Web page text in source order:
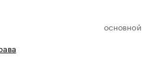
ОСНОВНОЙ